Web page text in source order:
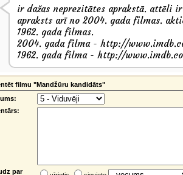
ir dažas neprezitātes aprakstā. attēli
apraksts arī no 2004. gada filmas.
1962. gada filmas.
2004. gada filma - http://
1962. gada filma - http://
filmu "Mandžūru kandidāts"
par